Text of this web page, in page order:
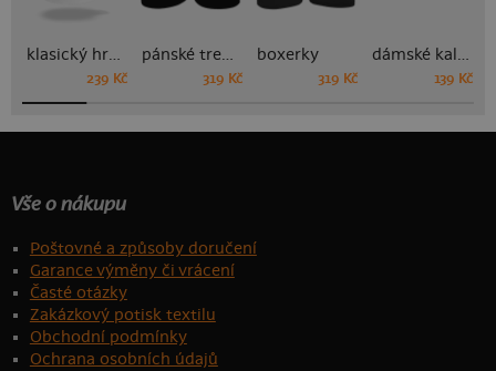
klasický hrnek
239 Kč
pánské trenky
319 Kč
boxerky
319 Kč
dámské kalhotky
139 Kč
Vše o nákupu
Poštovné a způsoby doručení
Garance výměny či vrácení
Časté otázky
Zakázkový potisk textilu
Obchodní podmínky
Ochrana osobních údajů